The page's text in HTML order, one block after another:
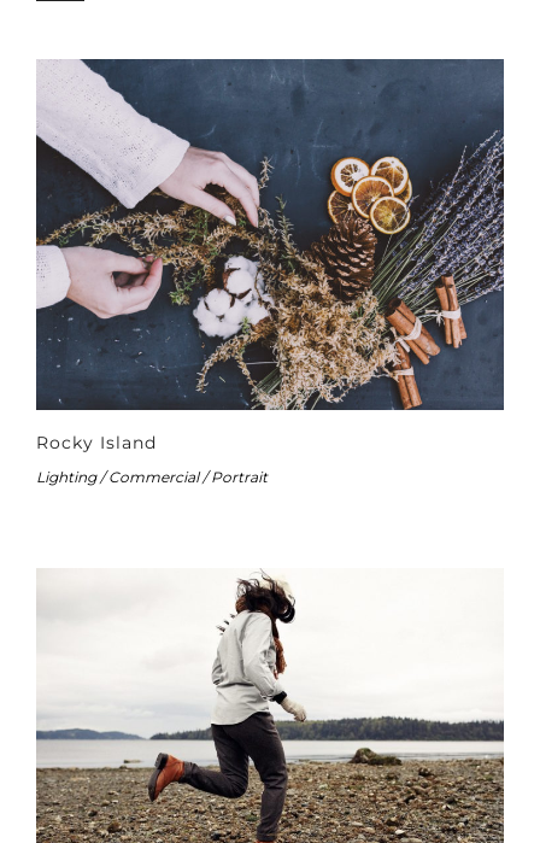
Rocky Island
Lighting / Commercial / Portrait